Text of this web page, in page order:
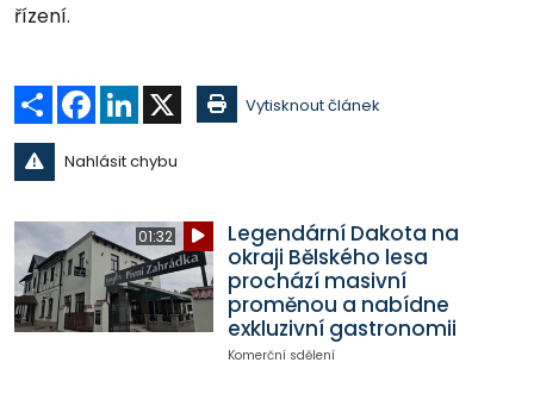
řízení.
Sdílet Facebook
LinkedIn Vytisknout článek
Nahlásit chybu
01:32
Legendární Dakota na
okraji Bělského lesa
prochází masivní
proměnou a nabídne
exkluzivní gastronomii
Komerční sdělení